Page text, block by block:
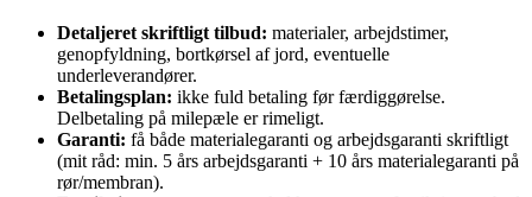
Detaljeret skriftligt tilbud: materialer, arbejdstimer,
genopfyldning, bortkørsel af jord, eventuelle
underleverandører.
Betalingsplan: ikke fuld betaling før færdiggørelse.
Delbetaling på milepæle er rimeligt.
Garanti: få både materialegaranti og arbejdsgaranti skriftligt
(mit råd: min. 5 års arbejdsgaranti + 10 års materialegaranti på
rør/membran).